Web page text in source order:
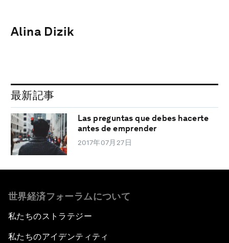
Alina Dizik
最新記事
Las preguntas que debes hacerte
antes de emprender
2017年07月27日
世界経済フォーラムについて
私たちのストラテジー
私たちのアイデンティティ